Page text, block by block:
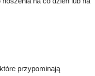
przypominają